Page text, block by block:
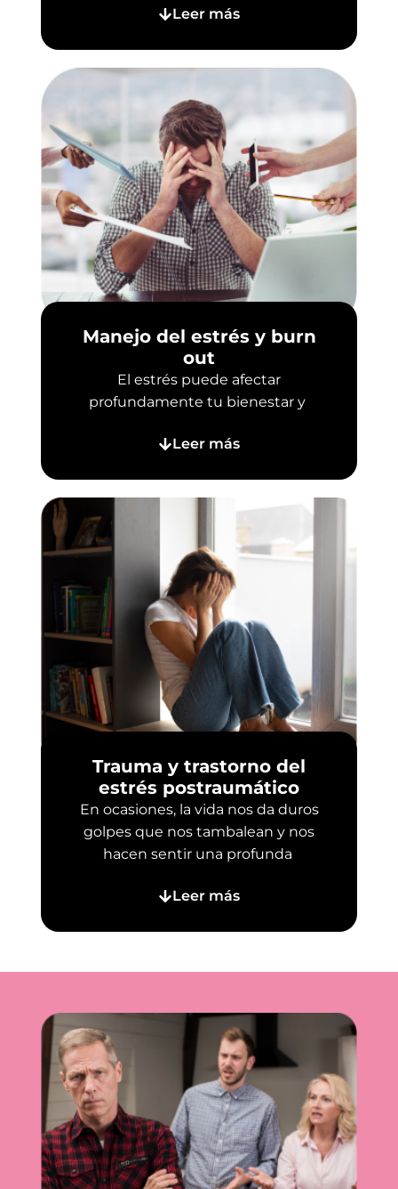
Leer más
Manejo del estrés y burn
out
El estrés puede afectar
profundamente tu bienestar y
Leer más
Trauma y trastorno del
estrés postraumático
En ocasiones, la vida nos da duros
golpes que nos tambalean y nos
hacen sentir una profunda
Leer más